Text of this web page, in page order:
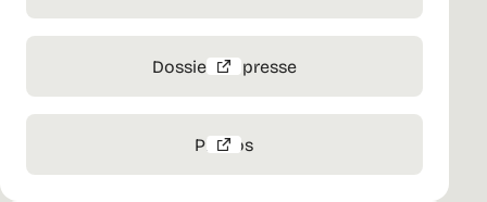
Dossier de presse
Photos